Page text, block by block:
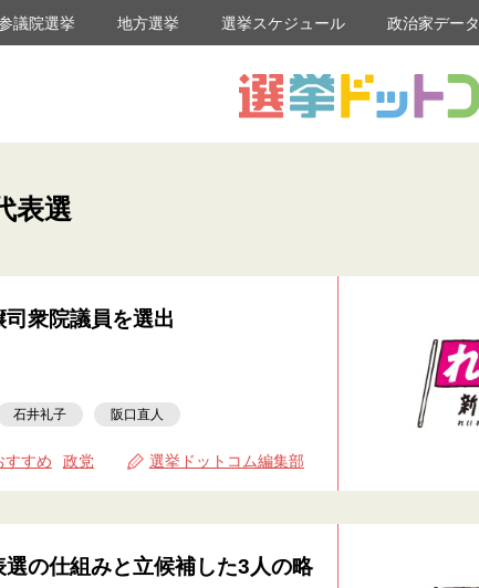
議院選挙 地方選挙 選挙スケジュール 政治家データ
表選
司衆院議員を選出
石井礼子 阪口直人
すすめ 政党 選挙ドットコム編集部
の仕組みと立候補した3人の略